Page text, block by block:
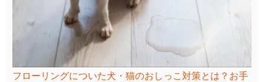
フローリングについた犬・猫のおしっこ対策とは？お手